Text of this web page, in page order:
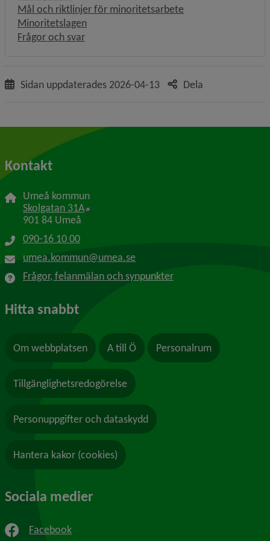
Mål och riktlinjer för minoritetsarbete
Minoritetslagen
Frågor och svar
Sidan uppdaterades 2026-04-13 Dela
Kontakt
Umeå kommun
Skolgatan 31A Länk till annan webbplats, öppnas i nytt
901 84 Umeå
090-16 10 00
umea.kommun@umea.se
Frågor, felanmälan och synpunkter
Hitta snabbt
Om webbplatsen A till Ö Personalrum
Tillgänglighetsredogörelse
Personuppgifter och dataskydd
Hantera kakor (cookies)
Sociala medier
Facebook